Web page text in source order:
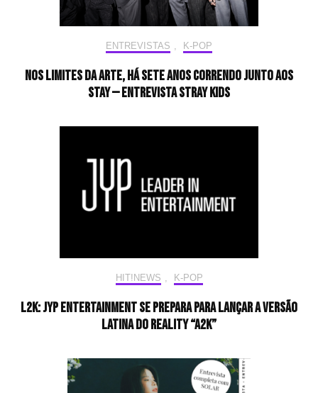
ENTREVISTAS K-POP
Nos limites da arte, há sete anos correndo junto aos
STAY — Entrevista Stray Kids
HIT!NEWS , K-POP
L2K: JYP Entertainment se prepara para lançar a versão
latina do reality “A2K”